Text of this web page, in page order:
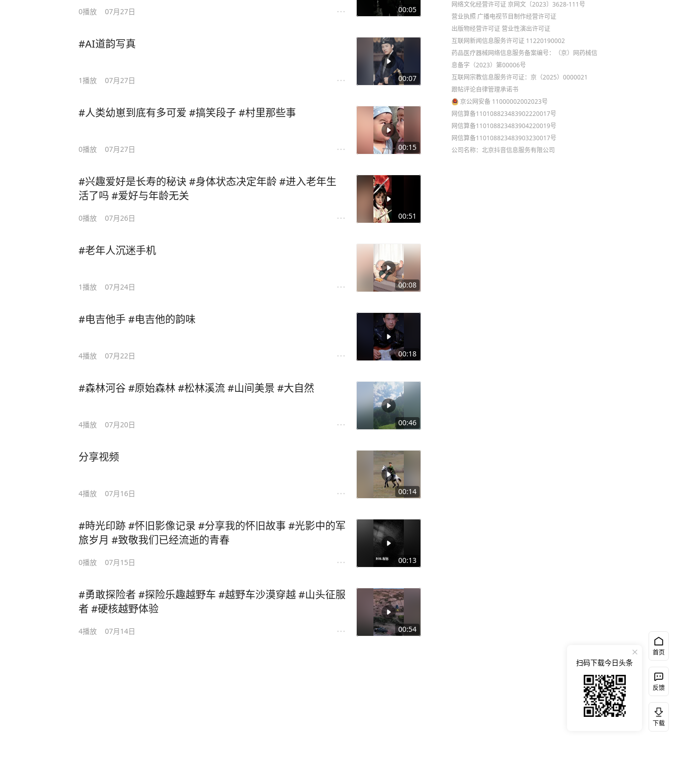
00:05
0播放 07月27日
00:07
#AI道韵写真
1播放 07月27日
00:15
#人类幼崽到底有多可爱 #搞笑段子 #村里那些事
0播放 07月27日
00:51
#兴趣爱好是长寿的秘诀 #身体状态决定年龄 #进入老年生
活了吗 #爱好与年龄无关
0播放 07月26日
00:08
#老年人沉迷手机
1播放 07月24日
00:18
#电吉他手 #电吉他的韵味
4播放 07月22日
00:46
#森林河谷 #原始森林 #松林溪流 #山间美景 #大自然
4播放 07月20日
00:14
分享视频
4播放 07月16日
00:13
#時光印跡 #怀旧影像记录 #分享我的怀旧故事 #光影中的军
旅岁月 #致敬我们已经流逝的青春
0播放 07月15日
00:54
#勇敢探险者 #探险乐趣越野车 #越野车沙漠穿越 #山头征服
者 #硬核越野体验
4播放 07月14日
网络文化经营许可证 京网文〔2023〕3628-111号
营业执照 广播电视节目制作经营许可证
出版物经营许可证 营业性演出许可证
互联网新闻信息服务许可证 11220190002
药品医疗器械网络信息服务备案编号：（京）网药械信
息备字（2023）第00006号
互联网宗教信息服务许可证：京（2025）0000021
跟帖评论自律管理承诺书
京公网安备 11000002002023号
网信算备110108823483902220017号
网信算备110108823483904220019号
网信算备110108823483903230017号
公司名称：北京抖音信息服务有限公司
首页
反馈
下载
扫码下载今日头条